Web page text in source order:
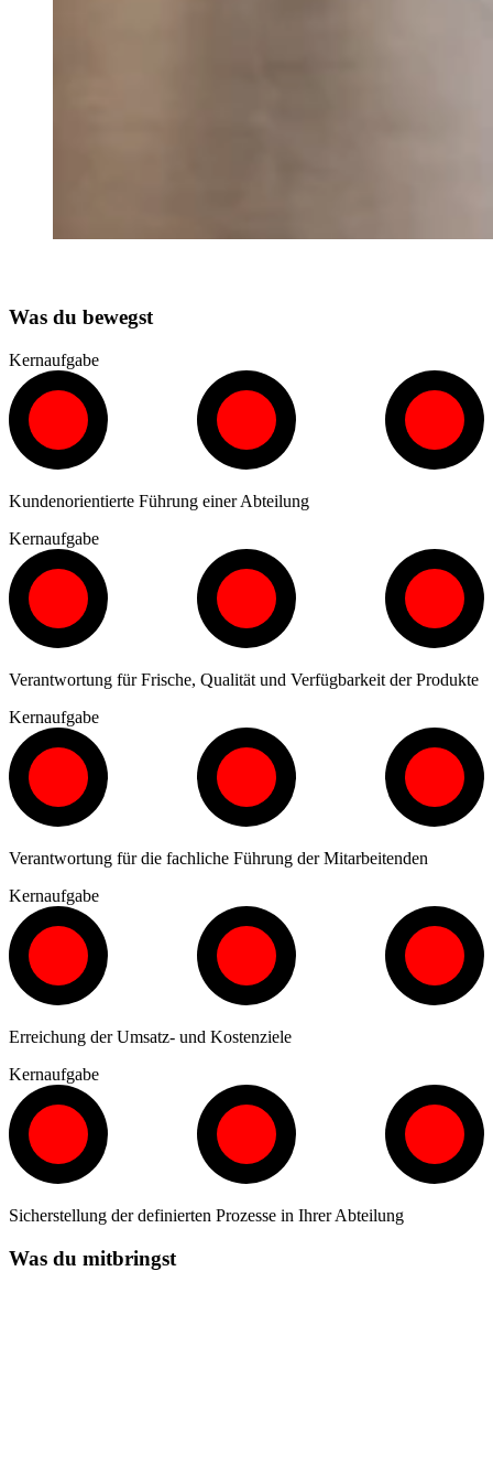
Was du bewegst
Kernaufgabe
Kundenorientierte Führung einer Abteilung
Kernaufgabe
Verantwortung für Frische, Qualität und Verfügbarkeit der Produkte
Kernaufgabe
Verantwortung für die fachliche Führung der Mitarbeitenden
Kernaufgabe
Erreichung der Umsatz- und Kostenziele
Kernaufgabe
Sicherstellung der definierten Prozesse in Ihrer Abteilung
Was du mitbringst